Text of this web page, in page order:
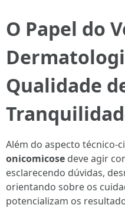
O Papel do
Qualidade
Além do aspecto técnico-
onicomicose deve agir
esclarecendo dúvidas,
orientando sobre os
potencializam os